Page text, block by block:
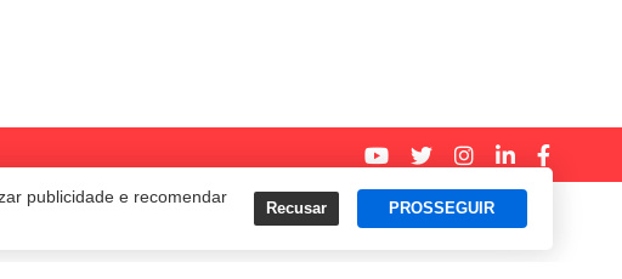
publicidade e recomendar
Recusar PROSSEGUIR
Termos e Políticas de Uso Privacidade